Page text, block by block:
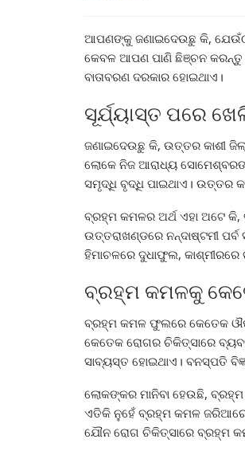
ଆପଣଙ୍କୁ ଜଣାଇଦେଉଛୁ କି,
କେବଳ ଆପଣ ପାଣି ଛିଞ୍ଚନ କରନ୍ତୁ
ବାତାବରଣ ଦରକାର ହୋଇଥାଏ।
ସୂର୍ଯ୍ୟାସ୍ତ ପରେ
ଜଣାଇଦେଉଛୁ କି, ଉତ୍ତର କାଶୀ
ଲୋକେ ନିଜ ଆରାଧ୍ୟ
ସମୃଦ୍ଧି ବୃଦ୍ଧି ପାଇଥାଏ। ଉତ୍ତର
ବ୍ରହ୍ମ କମଳର ଅର୍ଥ ଏହା ଅଟେ
ଉତ୍ତରାଖଣ୍ଡରେ ନନ୍ଦାଷ୍ଟମୀ
ହିମାଚଳରେ ଦୁଧାଫୁଲ,
ବ୍ରହ୍ମ କମଳକୁ
ବ୍ରହ୍ମ କମଳ ଫୁଲରେ କେତେକ
କେତେକ ରୋଗର ଚିକିତ୍ସାରେ
ସାବ୍ୟସ୍ତ ହୋଇଥାଏ। ବନସ୍ପତି
ଲୋକଙ୍କର ମାନିବା ହେଉଛି, ବ୍ରହ୍ମ
ଏତିକି ନୁହେଁ ବ୍ରହ୍ମ କମଳ
ଯୌନ ରୋଗ ଚିକିତ୍ସାରେ ବ୍ରହ୍ମ